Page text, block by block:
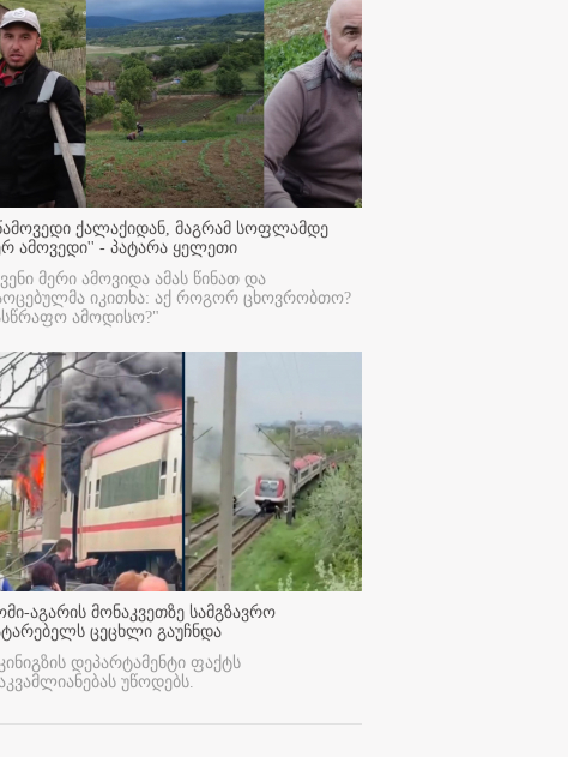
ქალაქიდან, მაგრამ სოფლამდე
ამოვედი'' - პატარა ყელეთი
მერი ამოვიდა ამას წინათ და
იკითხა: აქ როგორ ცხოვრობთო?
ამოდისო?"
აგარის მონაკვეთზე სამგზავრო
ცეცხლი გაუჩნდა
დეპარტამენტი ფაქტს
უწოდებს.